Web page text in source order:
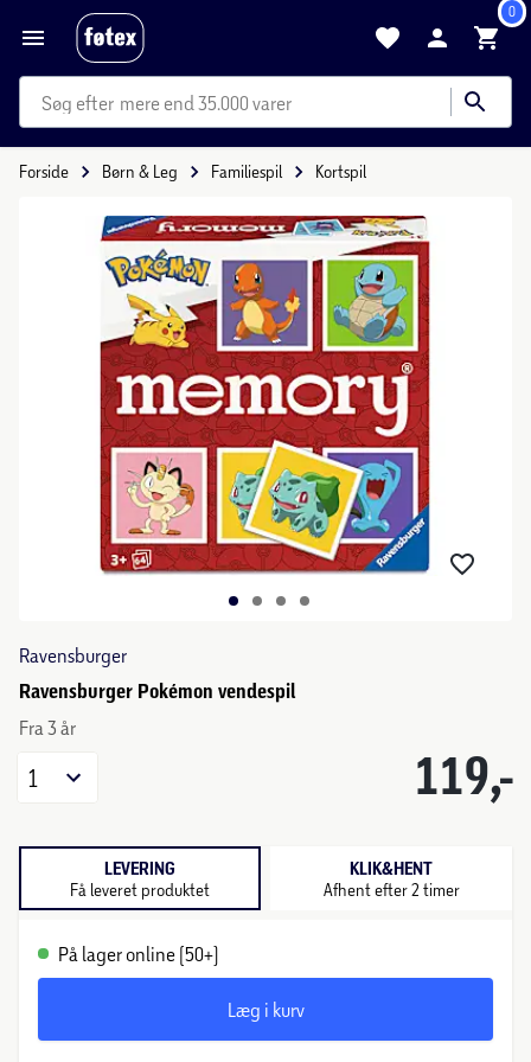
0
mere end 35.000 varer
Forside Børn & Leg Familiespil Kortspil
Ravensburger
Ravensburger Pokémon vendespil
Fra 3 år
119,-
1
LEVERING
Få leveret produktet
KLIK&HENT
Afhent efter 2 timer
På lager online (50+)
Læg i kurv